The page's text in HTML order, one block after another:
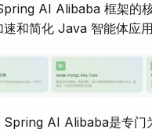
AI Alibaba 框架的
和简化 Java 智能体应用
Spring AI Alibaba是专